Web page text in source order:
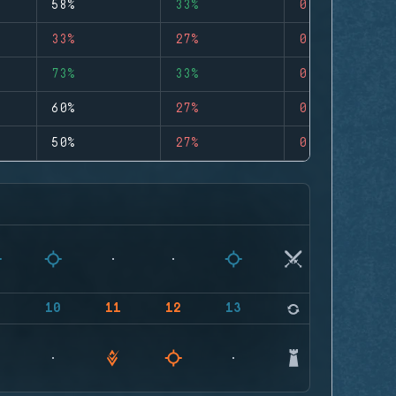
58% 33% 0
33% 27% 0
73% 33% 0
60% 27% 0
50% 27% 0
10 11 12 13